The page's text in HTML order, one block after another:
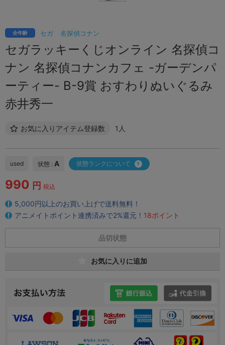
セガ 名探偵コナン
全年齢
セガラッキーくじオンライン 名探偵コ
ナン 名探偵コナンカフェ -ガーデンパ
ーティー- B-9賞 おすわりぬいぐるみ
赤井秀一
お気に入りアイテム登録数 1人
used 状態 : A 状態ランクについて
990 円 税込
5,000円以上のお買い上げで送料無料！
アニメイトポイント連携済みで2%還元！ 18ポイント
品切状態
お気に入りに追加